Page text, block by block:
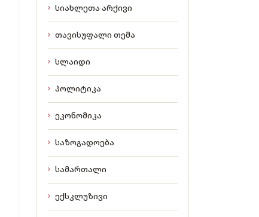
სიახლეთა არქივი
თავისუფალი თემა
სლაიდი
პოლიტიკა
ეკონომიკა
საზოგადოება
სამართალი
ექსკლუზივი